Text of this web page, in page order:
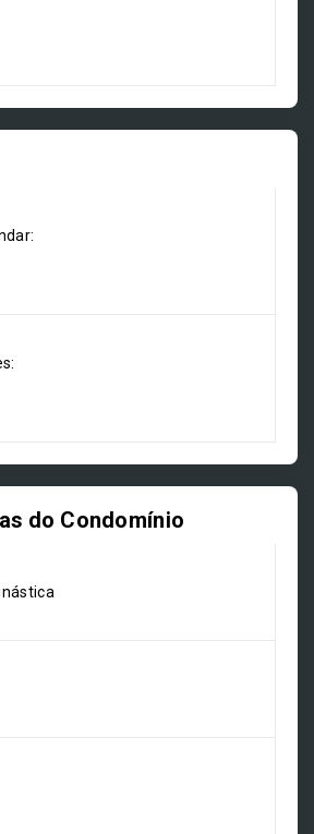
do Condomínio